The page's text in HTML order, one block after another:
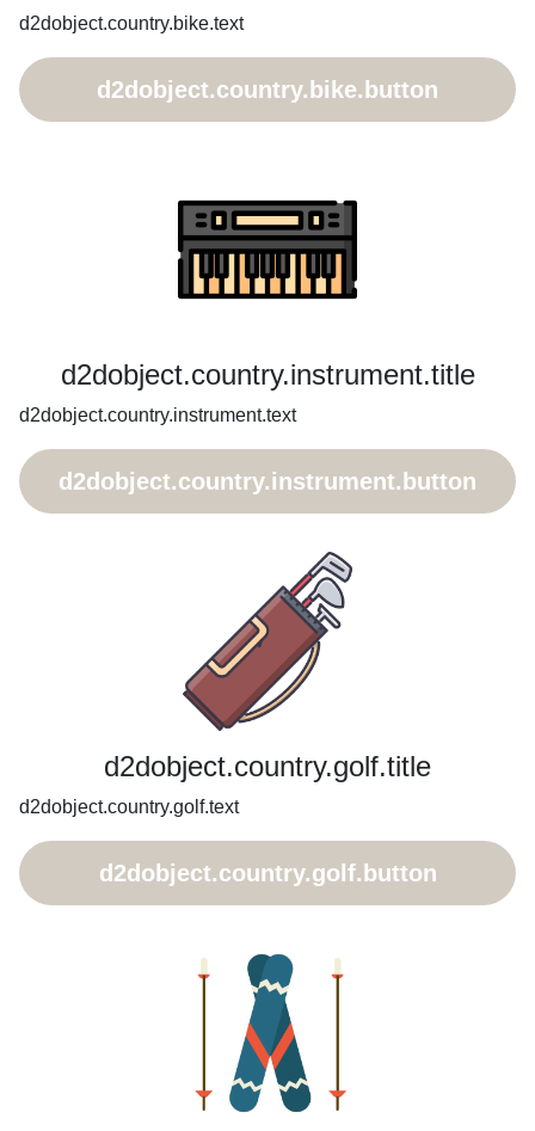
d2dobject.country.bike.text
d2dobject.country.bike.button
d2dobject.country.instrument.title
d2dobject.country.instrument.text
d2dobject.country.instrument.button
d2dobject.country.golf.title
d2dobject.country.golf.text
d2dobject.country.golf.button